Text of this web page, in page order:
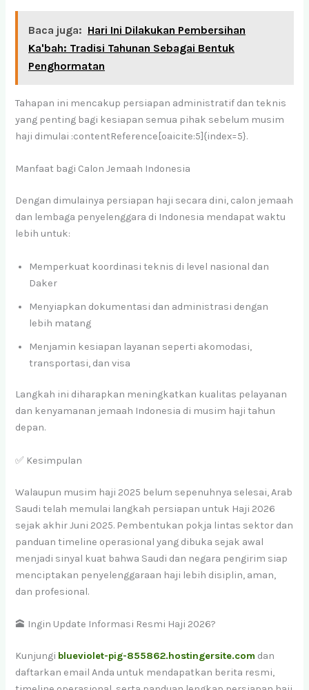
Baca juga: Hari Ini Dilakukan Pembersihan
Ka'bah: Tradisi Tahunan Sebagai Bentuk
Penghormatan
Tahapan ini mencakup persiapan administratif dan teknis
yang penting bagi kesiapan semua pihak sebelum musim
haji dimulai :contentReference[oaicite:5]{index=5}.
Manfaat bagi Calon Jemaah Indonesia
Dengan dimulainya persiapan haji secara dini, calon jemaah
dan lembaga penyelenggara di Indonesia mendapat waktu
lebih untuk:
Memperkuat koordinasi teknis di level nasional dan
Daker
Menyiapkan dokumentasi dan administrasi dengan
lebih matang
Menjamin kesiapan layanan seperti akomodasi,
transportasi, dan visa
Langkah ini diharapkan meningkatkan kualitas pelayanan
dan kenyamanan jemaah Indonesia di musim haji tahun
depan.
✅ Kesimpulan
Walaupun musim haji 2025 belum sepenuhnya selesai, Arab
Saudi telah memulai langkah persiapan untuk Haji 2026
sejak akhir Juni 2025. Pembentukan pokja lintas sektor dan
panduan timeline operasional yang dibuka sejak awal
menjadi sinyal kuat bahwa Saudi dan negara pengirim siap
menciptakan penyelenggaraan haji lebih disiplin, aman,
dan profesional.
🕋 Ingin Update Informasi Resmi Haji 2026?
Kunjungi blueviolet-pig-855862.hostingersite.com dan
daftarkan email Anda untuk mendapatkan berita resmi,